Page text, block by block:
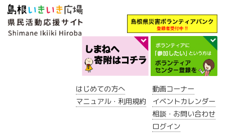
はじめての方へ
マニュアル・利用規約
動画コーナー
イベントカレンダー
相談・お問い合わせ
ログイン